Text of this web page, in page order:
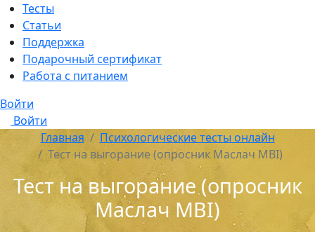
Тесты
Статьи
Поддержка
Подарочный сертификат
Работа с питанием
Войти
Войти
Главная
Психологические тесты онлайн
Тест на выгорание (опросник Маслач MBI)
Тест на выгорание (опросник
Маслач MBI)